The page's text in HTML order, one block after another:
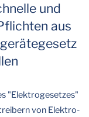
und
aus
"Elektrogesetzes"
von Elektro-